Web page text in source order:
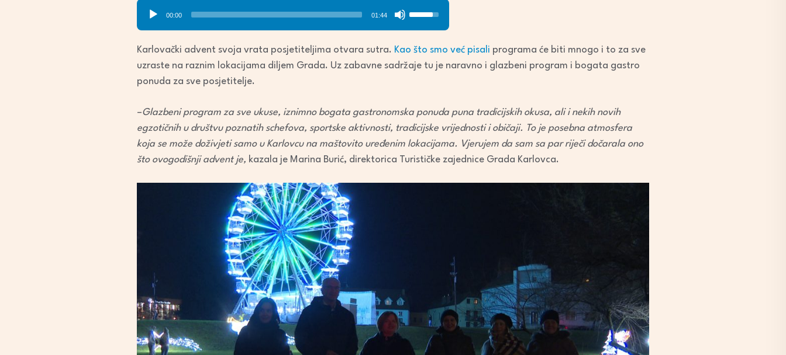
Audio
Player
00:00 01:44
Use
Up/Down
keys
to
decrease
volume.
Karlovački advent svoja vrata posjetiteljima otvara sutra. Kao što smo već pisali programa će biti mnogo i to za sve
uzraste na raznim lokacijama diljem Grada. Uz zabavne sadržaje tu je naravno i glazbeni program i bogata gastro
ponuda za sve posjetitelje.
–Glazbeni program za sve ukuse, iznimno bogata gastronomska ponuda puna tradicijskih okusa, ali i nekih novih
egzotičnih u društvu poznatih schefova, sportske aktivnosti, tradicijske vrijednosti i običaji. To je posebna atmosfera
koja se može doživjeti samo u Karlovcu na maštovito uređenim lokacijama. Vjerujem da sam sa par riječi dočarala ono
što ovogodišnji advent je, kazala je Marina Burić, direktorica Turističke zajednice Grada Karlovca.